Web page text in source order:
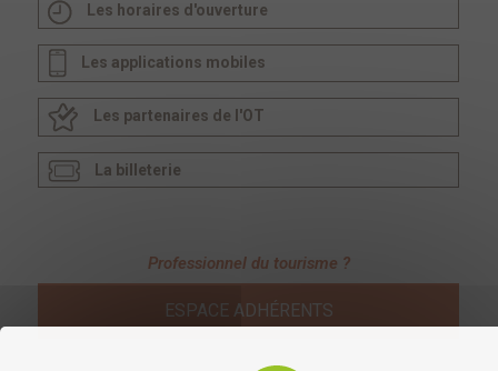
Les horaires d'ouverture
Les applications mobiles
Les partenaires de l'OT
La billeterie
Professionnel du tourisme ?
ESPACE ADHÉRENTS